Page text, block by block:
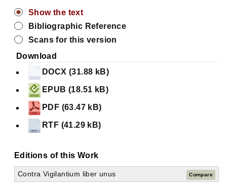
Show the text
Bibliographic Reference
Scans for this version
Download
DOCX (31.88 kB)
EPUB (18.51 kB)
PDF (63.47 kB)
RTF (41.29 kB)
Editions of this Work
Contra Vigilantium liber unus Compare